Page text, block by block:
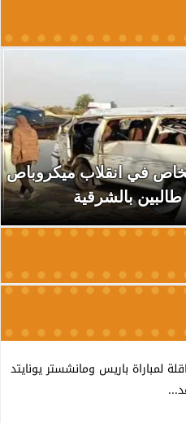
إصابة 6 أشخاص في انقلاب ميكروباص
بالشرقية
لمباراة باريس ومانشستر يونايتد